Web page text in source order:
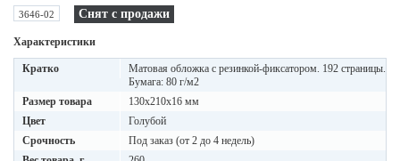
3646-02 Снят с продажи
Характеристики
Кратко
Матовая обложка с резинкой-фиксатором. 192 страницы.
Бумага: 80 г/м2
Размер товара
130х210х16 мм
Цвет
Голубой
Срочность
Под заказ (от 2 до 4 недель)